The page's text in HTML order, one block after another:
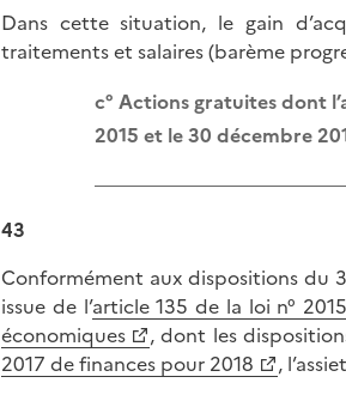
Dans cette situation, le gain
traitements et salaires (barème
c° Actions gratuites dont
2015 et le 30 décembre
43
Conformément aux dispositions du
issue de l’article 135 de la loi n°
économiques
, dont les
2017 de finances pour 2018
,